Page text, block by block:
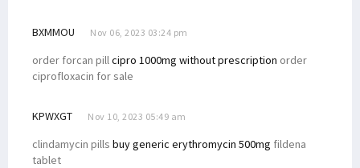
BXMMOU Nov 06, 2023 03:24 pm
order forcan pillcipro 1000mg without prescription order
ciprofloxacin for sale
KPWXGT Nov 10, 2023 05:49 am
clindamycin pills buy generic erythromycin 500mg fildena
tablet